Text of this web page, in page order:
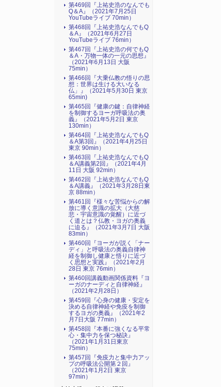
第469回『上祐史浩のなんでも
Q＆A』（2021年7月25日
YouTubeライブ 70min）
第468回『上祐史浩なんでもQ
＆A』（2021年6月27日
YouTubeライブ 76min）
第467回『上祐史浩の何でもQ
＆A・万物一体の一元の思想』
（2021年6月13日 大阪
75min）
第466回『大乗仏教の悟りの思
想：世界は生ける大いなる
仏」』（2021年5月30日 東京
65min)
第465回『健康の鍵：自律神経
を制御するヨーガ呼吸法の奥
義』（2021年5月2日 東京
130min）
第464回『上祐史浩なんでもQ
＆A第3回』（2021年4月25日
東京 90min）
第463回『上祐史浩なんでもQ
＆A講義第2回』（2021年4月
11日 大阪 92min）
第462回『上祐史浩なんでもQ
＆A講義』（2021年3月28日東
京 88min）
第461回『様々な苦悩からの解
放に導く意識の拡大（大慈
悲・宇宙意識の覚醒）に近づ
く道とは？仏教・ヨガの奥義
に迫る』（2021年3月7日 大阪
83min）
第460回『ヨーガが説く「ナー
ディ」と呼吸法の奥義自律神
経を制御し健康と悟りに近づ
く思想と実践』（2021年2月
28日 東京 76min）
第460回講義動画関係資料『ヨ
ーガのナーディと自律神経』
（2021年2月28日）
第459回『心身の健康・安定を
決める自律神経や免疫を制御
するヨガの奥義』（2021年2
月7日大阪 77min）
第458回『本番に強くなる平常
心・集中力を保つ秘訣』
（2021年1月31日東京
75min）
第457回『免疫力と集中力アッ
プの呼吸法公開第２回』
（2021年1月2日 東京
97min）